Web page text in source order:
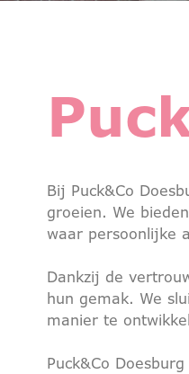
Bij Puck&Co
groeien. We
waar persoonlijke
Dankzij de
hun gemak. We
manier te
Puck&Co